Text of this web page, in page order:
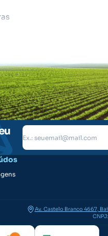
Av. Castelo Branco 4667,